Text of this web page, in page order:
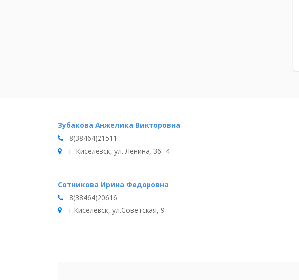
Зубакова Анжелика Викторовна
8(38464)21511
г. Киселевск, ул. Ленина, 36- 4
Сотникова Ирина Федоровна
8(38464)20616
г.Киселевск, ул.Советская, 9